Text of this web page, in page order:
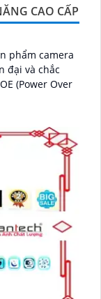
CAO CẤP
phẩm camera
đại và chắc